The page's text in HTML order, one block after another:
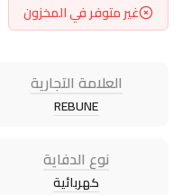
غير متوفر في المخزون
العلامة التجارية
REBUNE
نوع الدفاية
كهربائية